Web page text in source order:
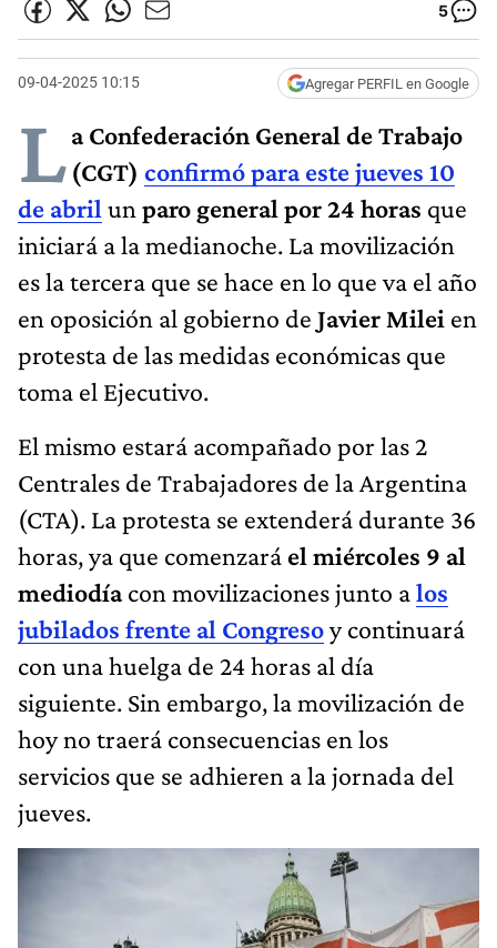
5
09-04-2025 10:15 Agregar PERFIL en Google
La Confederación General de Trabajo
(CGT) confirmó para este jueves 10
de abril un paro general por 24 horas que
iniciará a la medianoche. La movilización
es la tercera que se hace en lo que va el año
en oposición al gobierno de Javier Milei en
protesta de las medidas económicas que
toma el Ejecutivo.
El mismo estará acompañado por las 2
Centrales de Trabajadores de la Argentina
(CTA). La protesta se extenderá durante 36
horas, ya que comenzará el miércoles 9 al
mediodíacon movilizaciones junto alos
jubilados frente al Congresoy continuará
con una huelga de 24 horas al día
siguiente. Sin embargo, la movilización de
hoy no traerá consecuencias en los
servicios que se adhieren a la jornada del
jueves.